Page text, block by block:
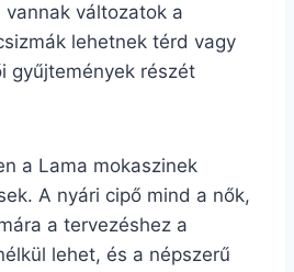
változatok a
lehetnek térd vagy
gyűjtemények részét
a Lama mokaszinek
A nyári cipő mind a nők,
a tervezéshez a
lehet, és a népszerű